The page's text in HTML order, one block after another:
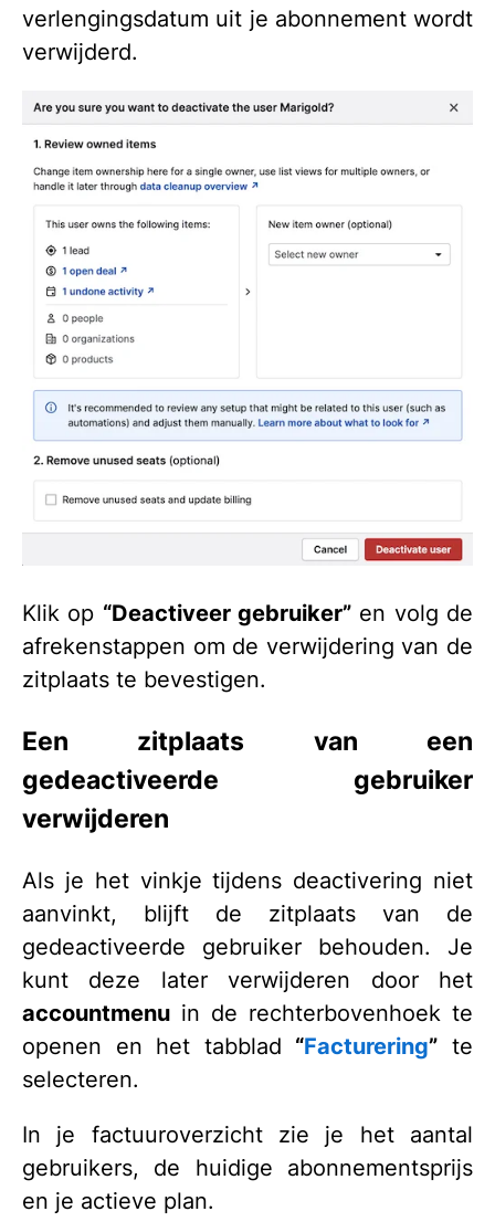
verlengingsdatum uit je abonnement wordt
verwijderd.
Klik op “Deactiveer gebruiker” en volg de
afrekenstappen om de verwijdering van de
zitplaats te bevestigen.
Een zitplaats van een
gedeactiveerde gebruiker
verwijderen
Als je het vinkje tijdens deactivering niet
aanvinkt, blijft de zitplaats van de
gedeactiveerde gebruiker behouden. Je
kunt deze later verwijderen door het
accountmenu in de rechterbovenhoek te
openen en het tabblad “Facturering” te
selecteren.
In je factuuroverzicht zie je het aantal
gebruikers, de huidige abonnementsprijs
en je actieve plan.